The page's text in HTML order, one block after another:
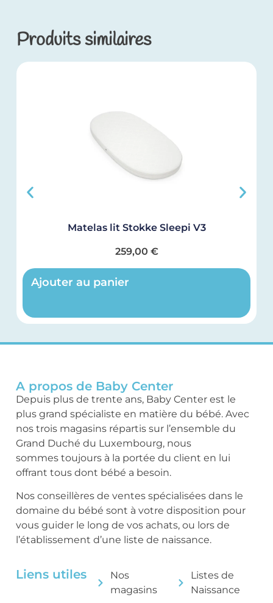
Produits similaires
Matelas lit Stokke Sleepi V3
259,00 €
Ajouter au panier
A propos de Baby Center
Depuis plus de trente ans, Baby Center est le
plus grand spécialiste en matière du bébé. Avec
nos trois magasins répartis sur l’ensemble du
Grand Duché du Luxembourg, nous
sommes toujours à la portée du client en lui
offrant tous dont bébé a besoin.
Nos conseillères de ventes spécialisées dans le
domaine du bébé sont à votre disposition pour
vous guider le long de vos achats, ou lors de
l’établissement d’une liste de naissance.
Liens utiles
Nos
magasins
Listes de
Naissance